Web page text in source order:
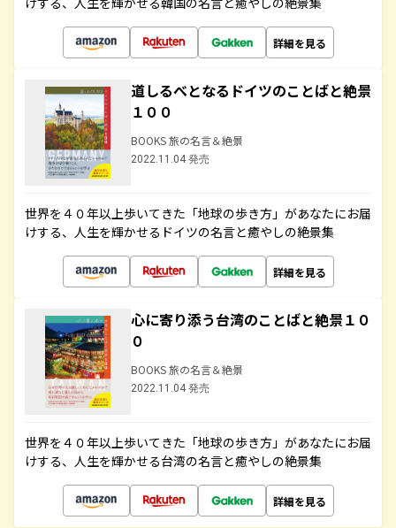
詳細を見る
道しるべとなるドイツのことばと絶景
１００
BOOKS 旅の名言＆絶景
2022.11.04 発売
世界を４０年以上歩いてきた「地球の歩き方」があなたにお届
けする、人生を輝かせるドイツの名言と癒やしの絶景集
詳細を見る
心に寄り添う台湾のことばと絶景１０
０
BOOKS 旅の名言＆絶景
2022.11.04 発売
世界を４０年以上歩いてきた「地球の歩き方」があなたにお届
けする、人生を輝かせる台湾の名言と癒やしの絶景集
詳細を見る